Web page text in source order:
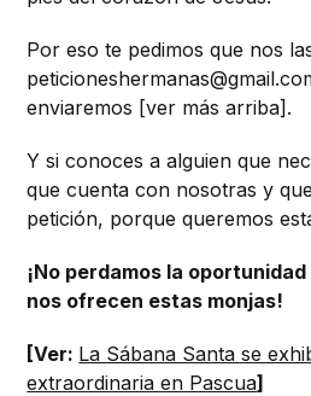
Por eso te pedimos que nos
enviaremos [ver más arriba].
Y si conoces a alguien que
que cuenta con nosotras y
petición, porque queremos
¡No perdamos la
nos ofrecen estas monjas!
[Ver: La Sábana Santa se
extraordinaria en Pascua]